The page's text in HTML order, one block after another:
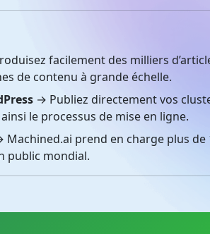
facilement des milliers
de contenu à grande échelle.
→ Publiez directement vos
le processus de mise en ligne.
Machined.ai prend en charge plus
public mondial.